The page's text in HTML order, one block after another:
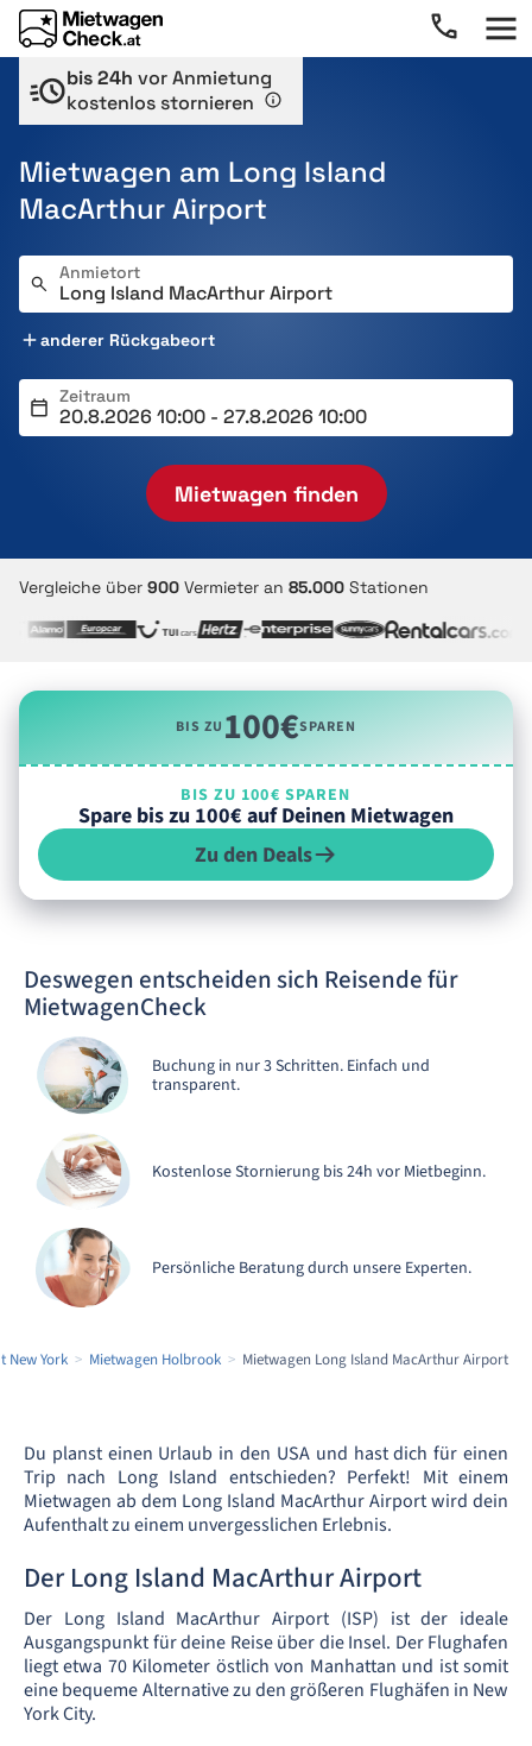
bis 24h vor Anmietung
kostenlos stornieren
Mietwagen am Long Island
MacArthur Airport
Anmietort
anderer Rückgabeort
Zeitraum
Mietwagen finden
Vergleiche über 900 Vermieter an 85.000 Stationen
BIS ZU100€SPAREN
BIS ZU 100€ SPAREN
Spare bis zu 100€ auf Deinen Mietwagen
Zu den Deals
Deswegen entscheiden sich Reisende für
MietwagenCheck
Buchung in nur 3 Schritten. Einfach und
transparent.
Kostenlose Stornierung bis 24h vor Mietbeginn.
Persönliche Beratung durch unsere Experten.
New York Mietwagen Holbrook Mietwagen Long Island MacArthur Airport
Du planst einen Urlaub in den USA und hast dich für einen
Trip nach Long Island entschieden? Perfekt! Mit einem
Mietwagen ab dem Long Island MacArthur Airport wird dein
Aufenthalt zu einem unvergesslichen Erlebnis.
Der Long Island MacArthur Airport
Der Long Island MacArthur Airport (ISP) ist der ideale
Ausgangspunkt für deine Reise über die Insel. Der Flughafen
liegt etwa 70 Kilometer östlich von Manhattan und ist somit
eine bequeme Alternative zu den größeren Flughäfen in New
York City.